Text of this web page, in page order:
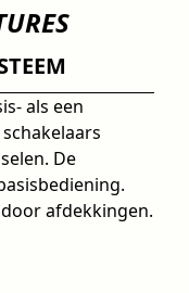
als een
De
afdekkingen.